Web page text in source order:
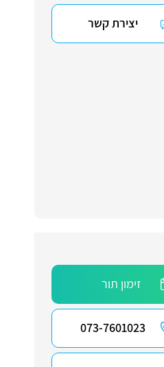
יצירת קשר
זימון תור
073-7601023